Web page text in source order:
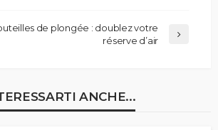
de plongée : doublez votre
réserve d’air
ANCHE...